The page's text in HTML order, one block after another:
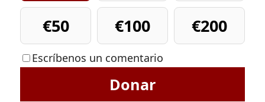
€50
€100 €200
Escríbenos un comentario
Donar